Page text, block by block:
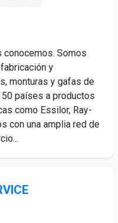
conocemos. Somos
y
monturas y gafas de
países a productos
como Essilor, Ray-
con una amplia red de